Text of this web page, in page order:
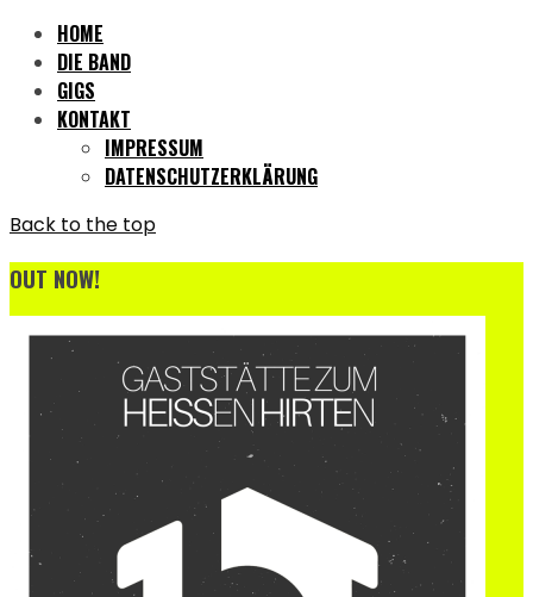
HOME
DIE BAND
GIGS
KONTAKT
IMPRESSUM
DATENSCHUTZERKLÄRUNG
Back to the top
OUT NOW!